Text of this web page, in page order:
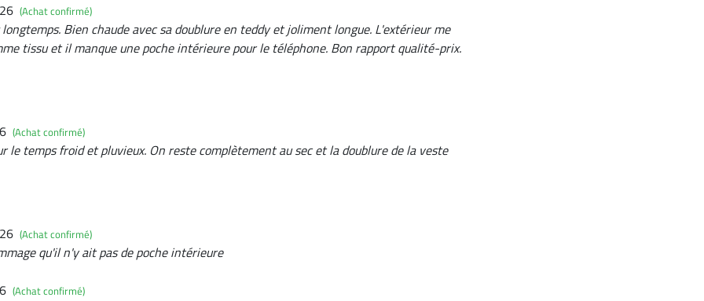
(Achat confirmé)
Bien chaude avec sa doublure en teddy et joliment longue. L'extérieur me
tissu et il manque une poche intérieure pour le téléphone. Bon rapport qualité-prix.
(Achat confirmé)
le temps froid et pluvieux. On reste complètement au sec et la doublure de la veste
(Achat confirmé)
qu'il n'y ait pas de poche intérieure
(Achat confirmé)